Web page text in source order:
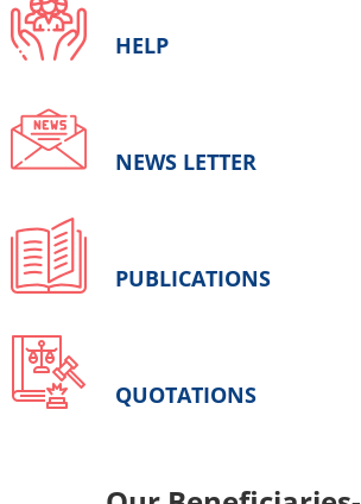
HELP
NEWS LETTER
PUBLICATIONS
QUOTATIONS